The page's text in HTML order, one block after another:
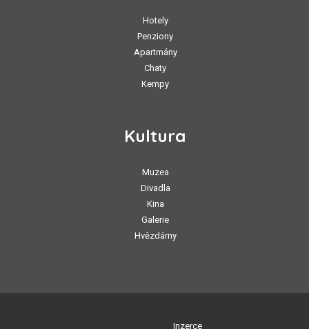
Hotely
Penziony
Apartmány
Chaty
Kempy
Kultura
Muzea
Divadla
Kina
Galerie
Hvězdárny
Inzerce